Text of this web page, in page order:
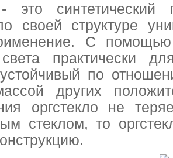
- это
своей структуре
С помощью
практически
по
других
оргстекло не
стеклом, то